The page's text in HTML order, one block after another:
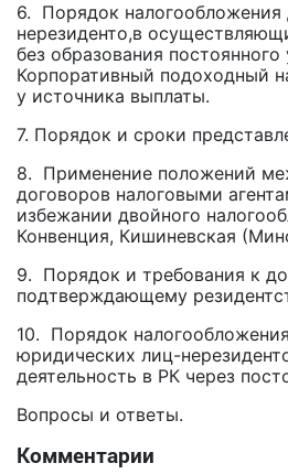
6. Порядок налогообложения
нерезиденто,в
без образования
Корпоративный подоходный
у источника выплаты.
7. Порядок и сроки
8. Применение положений
договоров налоговыми
избежании двойного
Конвенция, Кишиневская
9. Порядок и требования к
подтверждающему
10. Порядок
юридических лиц-
деятельность в РК через
Вопросы и ответы.
Комментарии